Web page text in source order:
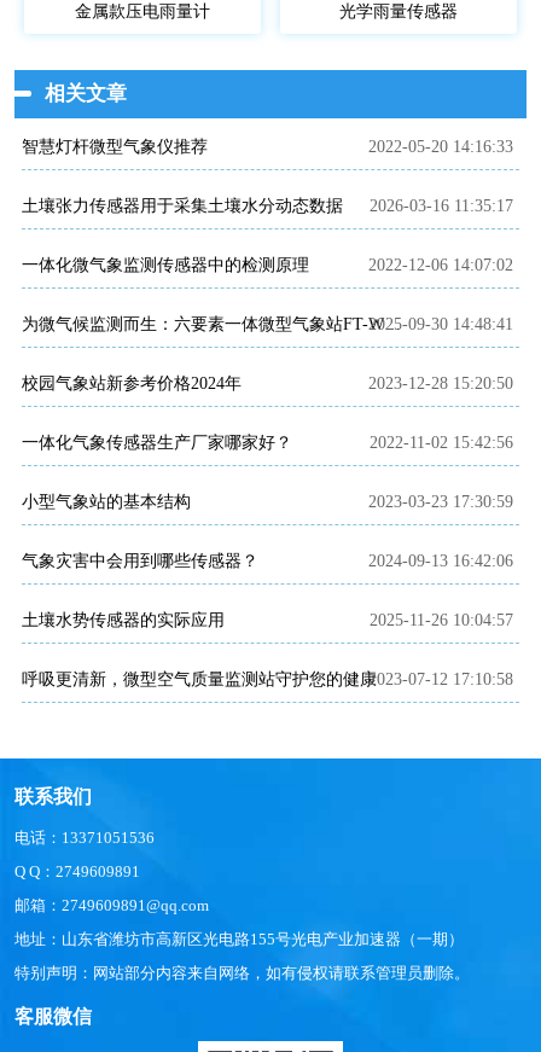
金属款压电雨量计 光学雨量传感器
相关文章
智慧灯杆微型气象仪推荐 2022-05-20 14:16:33
土壤张力传感器用于采集土壤水分动态数据 2026-03-16 11:35:17
一体化微气象监测传感器中的检测原理 2022-12-06 14:07:02
为微气候监测而生：六要素一体微型气象站FT-WQX6
2025-09-30 14:48:41
校园气象站新参考价格2024年 2023-12-28 15:20:50
一体化气象传感器生产厂家哪家好？ 2022-11-02 15:42:56
小型气象站的基本结构 2023-03-23 17:30:59
气象灾害中会用到哪些传感器？ 2024-09-13 16:42:06
土壤水势传感器的实际应用 2025-11-26 10:04:57
呼吸更清新，微型空气质量监测站守护您的健康2023-07-12 17:10:58
联系我们
电话：13371051536
Q Q：2749609891
邮箱：2749609891@qq.com
地址：山东省潍坊市高新区光电路155号光电产业加速器（一期）
特别声明：网站部分内容来自网络，如有侵权请联系管理员删除。
客服微信